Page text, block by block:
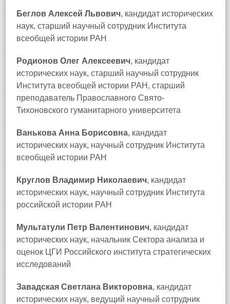
Беглов Алексей Львович, кандидат исторических
наук, старший научный сотрудник Института
всеобщей истории РАН
Родионов Олег Алексеевич, кандидат
исторических наук, старший научный сотрудник
Института всеобщей истории РАН, старший
преподаватель Православного Свято-
Тихоновского гуманитарного университета
Ванькова Анна Борисовна, кандидат
исторических наук, научный сотрудник Института
всеобщей истории РАН
Круглов Владимир Николаевич, кандидат
исторических наук, научный сотрудник Института
российской истории РАН
Мультатули Петр Валентинович, кандидат
исторических наук, начальник Сектора анализа и
оценок ЦГИ Российского института стратегических
исследований
Завадская Светлана Викторовна, кандидат
исторических наук, ведущий научный сотрудник